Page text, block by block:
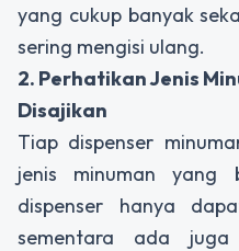
yang cukup banyak
sering mengisi ulang.
2. Perhatikan Jenis
Disajikan
Tiap dispenser
jenis minuman yang
dispenser hanya
sementara ada